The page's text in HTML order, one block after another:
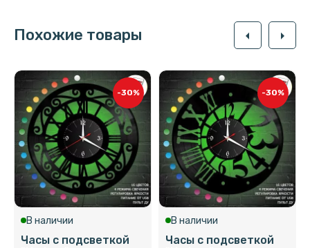
Похожие товары arrow_left arrow_right
-30%
В наличии
Часы с подсветкой
-30%
В наличии
Часы с подсветкой